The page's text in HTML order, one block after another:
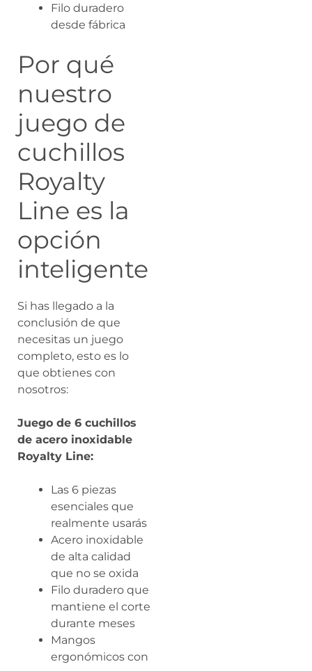
Filo duradero
desde fábrica
Por qué
nuestro
juego de
cuchillos
Royalty
Line es la
opción
inteligente
Si has llegado a la
conclusión de que
necesitas un juego
completo, esto es lo
que obtienes con
nosotros:
Juego de 6 cuchillos
de acero inoxidable
Royalty Line:
Las 6 piezas
esenciales que
realmente usarás
Acero inoxidable
de alta calidad
que no se oxida
Filo duradero que
mantiene el corte
durante meses
Mangos
ergonómicos con